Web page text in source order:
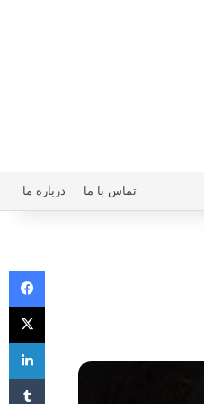
تماس با ما درباره ما
X